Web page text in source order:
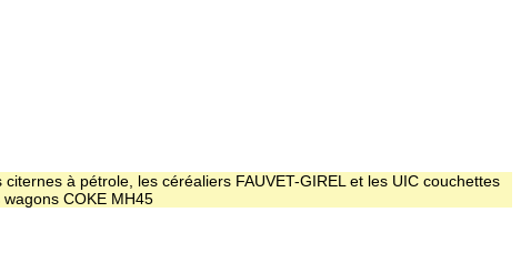
à pétrole, les céréaliers FAUVET-GIREL et les UIC couchettes
COKE MH45